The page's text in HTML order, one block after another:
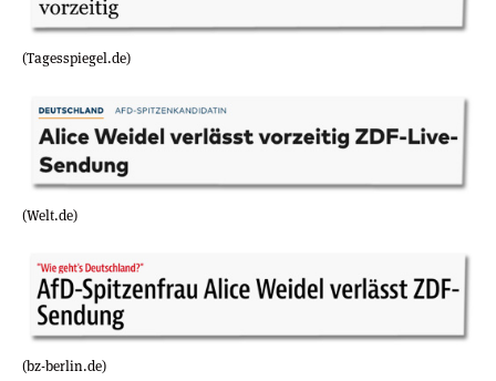
(Tagesspiegel.de)
(Welt.de)
(bz-berlin.de)